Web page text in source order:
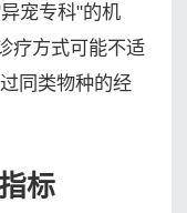
宠专科"的机
疗方式可能不适
同类物种的经
标